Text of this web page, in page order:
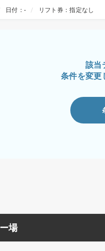
日付：- リフト券：指定なし
該当
条件を変更
場